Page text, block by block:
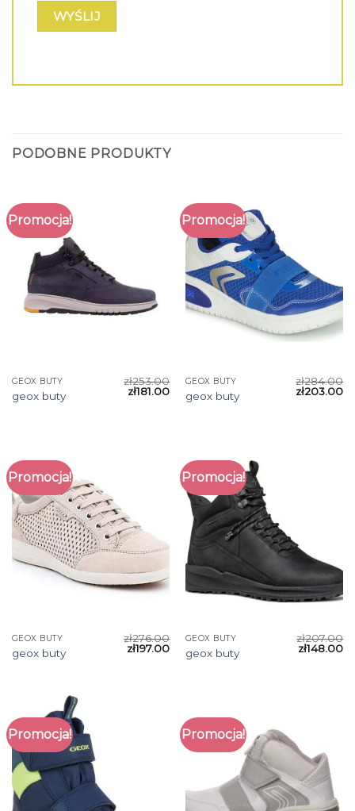
PODOBNE PRODUKTY
Promocja!
GEOX BUTY
geox buty
zł253.00
zł181.00
Promocja!
GEOX BUTY
geox buty
zł284.00
zł203.00
Promocja!
GEOX BUTY
geox buty
zł276.00
zł197.00
Promocja!
GEOX BUTY
geox buty
zł207.00
zł148.00
Promocja! Promocja!